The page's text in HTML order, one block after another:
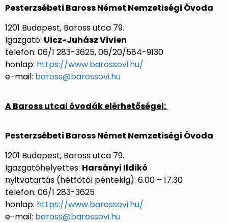
Pesterzsébeti Baross Német Nemzetiségi Óvoda
1201 Budapest, Baross utca 79.
Igazgató: Uicz-Juhász Vivien
telefon: 06/1 283-3625, 06/20/584-9130
honlap: https://www.barossovi.hu/
e-mail: baross@barossovi.hu
A Baross utcai óvodák elérhetőségei:
Pesterzsébeti Baross Német Nemzetiségi Óvoda
1201 Budapest, Baross utca 79.
Igazgatóhelyettes: Harsányi Ildikó
nyitvatartás (hétfőtől péntekig): 6.00 – 17.30
telefon: 06/1 283-3625
honlap: https://www.barossovi.hu/
e-mail: baross@barossovi.hu